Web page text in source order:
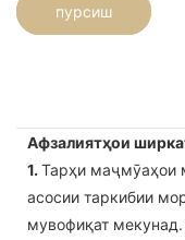
пурсиш
Афзалиятҳои
1. Тарҳи маҷмӯаҳои
асосии таркибии
мувофиқат